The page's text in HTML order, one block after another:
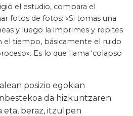
el estudio, compara el
fotos de fotos: «Si tomas una
y luego la imprimes y repites
el tiempo, básicamente el ruido
Es lo que llama ‘colapso
posizio egokian
da hizkuntzaren
eta, beraz, itzulpen